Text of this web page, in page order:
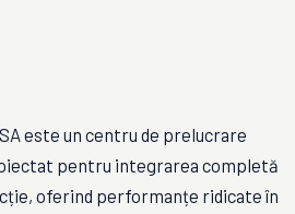
este un centru de prelucrare
pentru integrarea completă
oferind performanțe ridicate în